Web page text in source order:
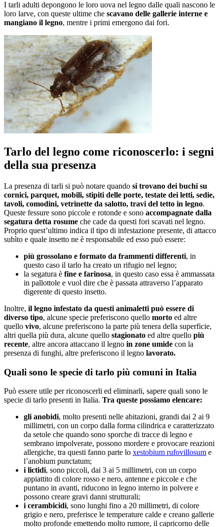
I tarli adulti depongono le loro uova nel legno dalle quali nascono le
loro larve, con queste ultime che scavano delle gallerie interne e
mangiano il legno, mentre i primi emergono dai fori.
Tarlo del legno come riconoscerlo: i segni
della sua presenza
La presenza di tarli si può notare quando si trovano dei buchi su
cornici, parquet, mobili, stipiti delle porte, testate dei letti, sedie,
tavoli, comodini, vetrinette da salotto, travi del tetto in legno.
Queste fessure sono piccole e rotonde e sono accompagnate dalla
segatura detta rosume che cade da questi fori scavati nel legno.
Proprio quest’ultimo indica il tipo di infestazione presente, di attacco
subìto e quale insetto ne è responsabile ed esso può essere:
più grossolano e formato da frammenti differenti, in
questo caso il tarlo ha creato un rifugio nel legno;
la segatura è fine e farinosa, in questo caso essa è ammassata
in pallottole e vuol dire che è passata attraverso l’apparato
digerente di questo insetto.
Inoltre, il legno infestato da questi animaletti può essere di
diverso tipo, alcune specie preferiscono quello morto ed altre
quello vivo, alcune preferiscono la parte più tenera della superficie,
altri quella più dura, alcune quello stagionato ed altre quello più
recente, altre ancora attaccano il legno in zone umide con la
presenza di funghi, altre preferiscono il legno lavorato.
Quali sono le specie di tarlo più comuni in Italia
Può essere utile per riconoscerli ed eliminarli, sapere quali sono le
specie di tarlo presenti in Italia. Tra queste possiamo elencare:
gli anobidi, molto presenti nelle abitazioni, grandi dai 2 ai 9
millimetri, con un corpo dalla forma cilindrica e caratterizzato
da setole che quando sono sporche di tracce di legno e
sembrano impolverate, possono mordere e provocare reazioni
allergiche, tra questi fanno parte lo xestobium rufovillosum e
l’anobium punctatum;
i lictidi, sono piccoli, dai 3 ai 5 millimetri, con un corpo
appiattito di colore rosso e nero, antenne e piccole e che
puntano in avanti, riducono in legno interno in polvere e
possono creare gravi danni strutturali;
i cerambicidi, sono lunghi fino a 20 millimetri, di colore
grigio e nero, preferisce le temperature calde e creano gallerie
molto profonde emettendo molto rumore, il capricorno delle